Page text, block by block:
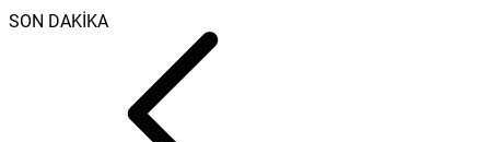
SON DAKİKA